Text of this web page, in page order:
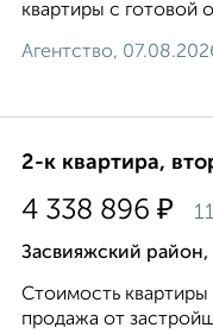
квартиры с готовой
Агентство,
2-к квартира,
4 338 896 ₽
Засвияжский
Стоимость
продажа от